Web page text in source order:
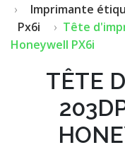
Imprimante
Px6i
Tête
Honeywell PX6i
TÊTE